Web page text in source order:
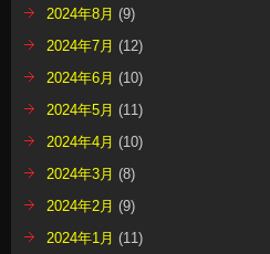
2024年8月 (9)
2024年7月 (12)
2024年6月 (10)
2024年5月 (11)
2024年4月 (10)
2024年3月 (8)
2024年2月 (9)
2024年1月 (11)